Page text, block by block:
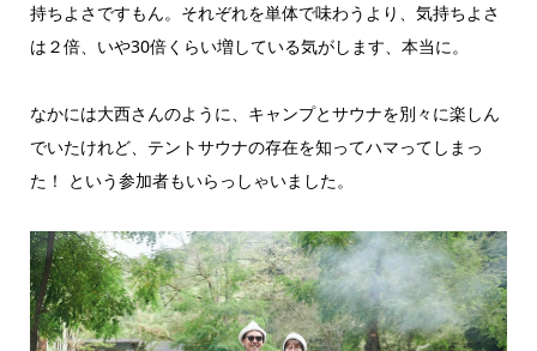
持ちよさですもん。それぞれを単体で味わうより、気持ちよさ
は２倍、いや30倍くらい増している気がします、本当に。
なかには大西さんのように、キャンプとサウナを別々に楽しん
でいたけれど、テントサウナの存在を知ってハマってしまっ
た！ という参加者もいらっしゃいました。